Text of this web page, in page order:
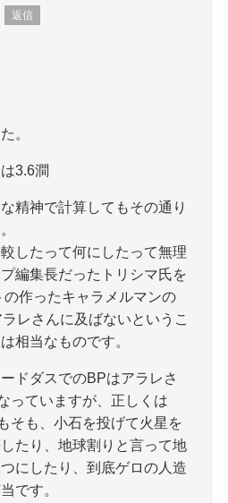
返信
。
3.6澗
精神で計算してもその通り
したって何にしたって無理
編集長だったトリシマ氏を
作ったキャラメルマンの
レさんに及ばないというこ
相当なものです。
ドダスでのBPはアラレさ
っていますが、正しくは
そも、小石を投げて火星を
たり、地球割りと言って地
にしたり、到底ゲロの人造
です。